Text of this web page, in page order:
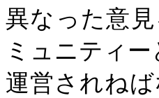
異なった意
ミュニティー
運営されね